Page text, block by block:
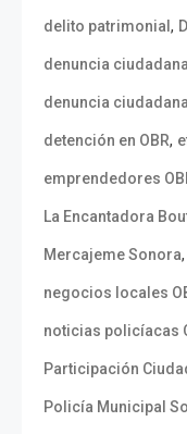
delito patrimonial ,
denuncia
denuncia
detención en OBR,
emprendedores
La Encantadora
Mercajeme Sonora,
negocios locales
noticias policíacas
Participación
Policía Municipal